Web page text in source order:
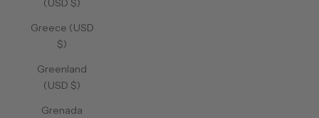
(USD $)
Greece (USD
$)
Greenland
(USD $)
Grenada